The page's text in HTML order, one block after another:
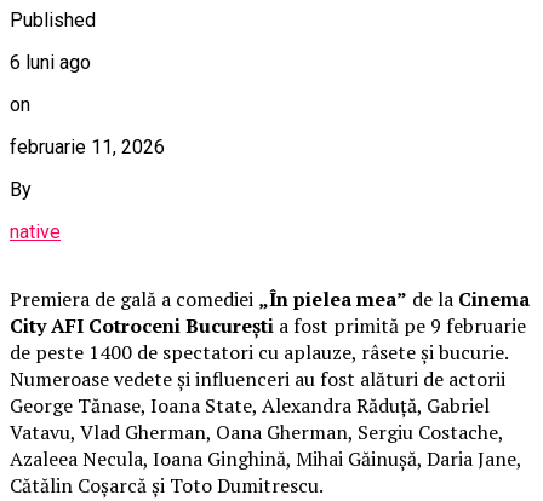
Published
6 luni ago
on
februarie 11, 2026
By
native
Premiera de gală a comediei „În pielea mea” de la Cinema
City AFI Cotroceni București a fost primită pe 9 februarie
de peste 1400 de spectatori cu aplauze, râsete și bucurie.
Numeroase vedete și influenceri au fost alături de actorii
George Tănase, Ioana State, Alexandra Răduță, Gabriel
Vatavu, Vlad Gherman, Oana Gherman, Sergiu Costache,
Azaleea Necula, Ioana Ginghină, Mihai Găinușă, Daria Jane,
Cătălin Coșarcă și Toto Dumitrescu.